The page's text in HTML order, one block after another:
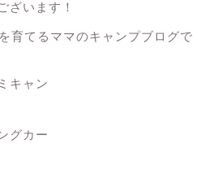
ざいます！
育てるママのキャンプブログで
キャン
グカー